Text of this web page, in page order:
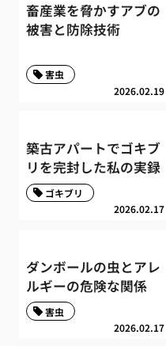
畜産業を脅かすアブの
被害と防除技術
2026.02.19
害虫
築古アパートでゴキブ
リを完封した私の実録
2026.02.17
ゴキブリ
ダンボールの虫とアレ
ルギーの危険な関係
2026.02.17
害虫